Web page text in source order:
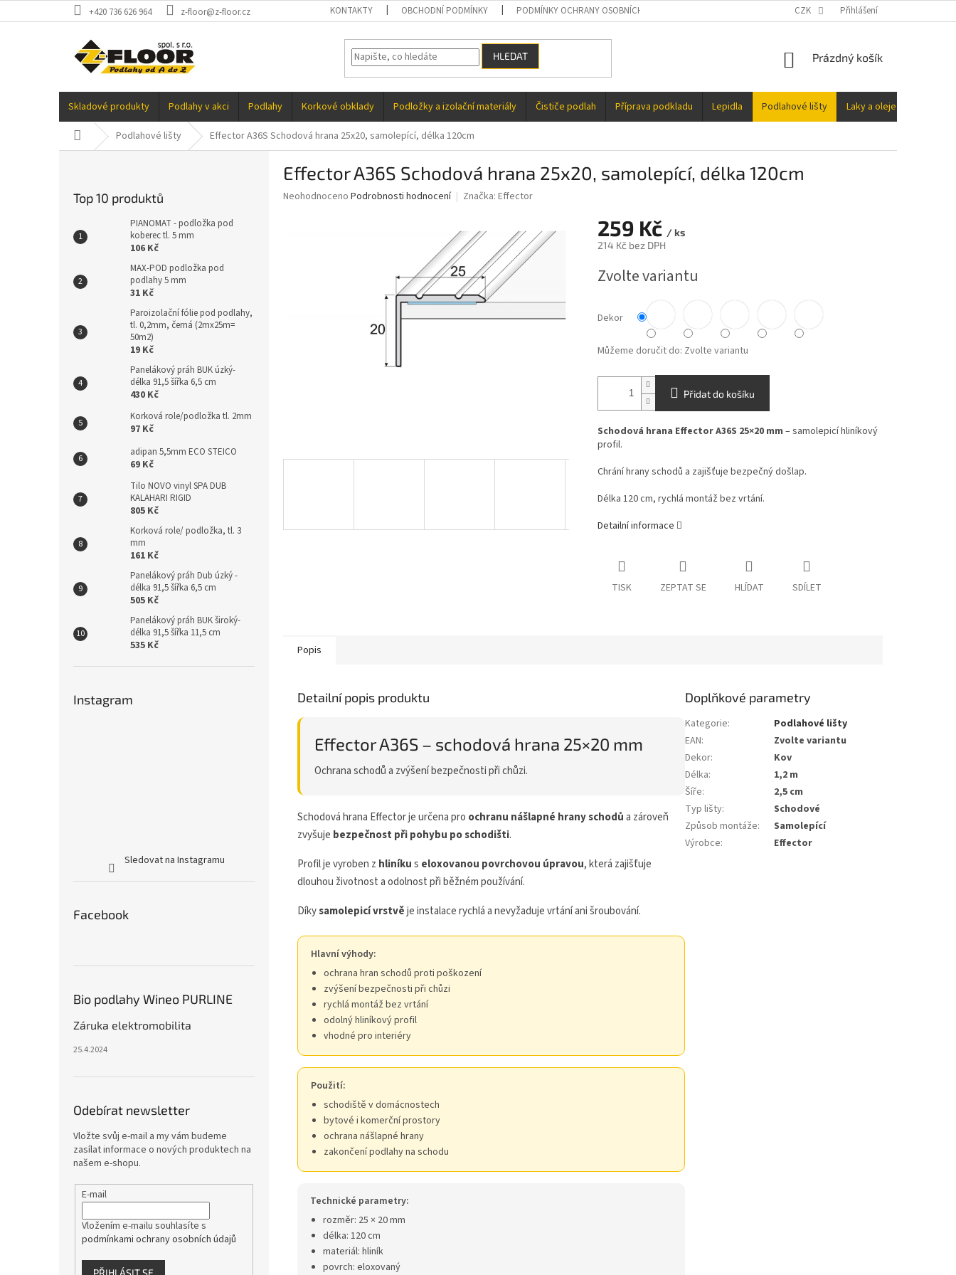
na
+420 736 626 964 z-floor@z-floor.cz KONTAKTY OBCHODNÍ PODMÍNKY PODMÍNKY OCHRANY OSOBNÍCH ÚDAJŮ CZK Přihlášení
HLEDAT
NÁKUPNÍ
Prázdný košík
Skladové produkty Podlahy v akci Podlahy Korkové obklady Podložky a izolační materiály Čističe podlah Příprava podkladu Lepidla Podlahové lišty Laky a oleje
Domů Podlahové lišty Effector A36S Schodová hrana 25x20, samolepící, délka 120cm
Top 10 produktů
PIANOMAT - podložka pod
koberec tl. 5 mm
106 Kč
MAX-POD podložka pod
podlahy 5 mm
31 Kč
Paroizolační fólie pod podlahy,
tl. 0,2mm, černá (2mx25m=
50m2)
19 Kč
Panelákový práh BUK úzký-
délka 91,5 šířka 6,5 cm
430 Kč
Korková role/podložka tl. 2mm
97 Kč
adipan 5,5mm ECO STEICO
69 Kč
Tilo NOVO vinyl SPA DUB
KALAHARI RIGID
805 Kč
Korková role/ podložka, tl. 3
mm
161 Kč
Panelákový práh Dub úzký -
délka 91,5 šířka 6,5 cm
505 Kč
Panelákový práh BUK široký-
délka 91,5 šířka 11,5 cm
535 Kč
Instagram
Sledovat na Instagramu
Facebook
Bio podlahy Wineo PURLINE
Záruka elektromobilita
25.4.2024
Odebírat newsletter
Vložte svůj e-mail a my vám budeme
zasílat informace o nových produktech na
našem e-shopu.
E-mail
Vložením e-mailu souhlasíte s
podmínkami ochrany osobních údajů
PŘIHLÁSIT SE
Effector A36S Schodová hrana 25x20, samolepící, délka 120cm
Průměrné
Neohodnoceno Podrobnosti hodnocení Značka: Effector
259 Kč / ks
214 Kč bez DPH
cena:
Zvolte variantu
Dekor
Můžeme doručit do: Zvolte variantu
Přidat do košíku
Schodová hrana Effector A36S 25×20 mm – samolepicí hliníkový
profil.
Chrání hrany schodů a zajišťuje bezpečný došlap.
Délka 120 cm, rychlá montáž bez vrtání.
Detailní informace
TISK ZEPTAT SE HLÍDAT SDÍLET
Popis
Detailní popis produktu
Effector A36S – schodová hrana 25×20 mm
Ochrana schodů a zvýšení bezpečnosti při chůzi.
Schodová hrana Effector je určena pro ochranu nášlapné hrany schodůa zároveň
zvyšuje bezpečnost při pohybu po schodišti.
Profil je vyroben z hliníkus eloxovanou povrchovou úpravou, která zajišťuje
dlouhou životnost a odolnost při běžném používání.
Díkysamolepicí vrstvěje instalace rychlá a nevyžaduje vrtání ani šroubování.
Hlavní výhody:
ochrana hran schodů proti poškození
zvýšení bezpečnosti při chůzi
rychlá montáž bez vrtání
odolný hliníkový profil
vhodné pro interiéry
Použití:
schodiště v domácnostech
bytové i komerční prostory
ochrana nášlapné hrany
zakončení podlahy na schodu
Technické parametry:
rozměr: 25 × 20 mm
délka: 120 cm
materiál: hliník
povrch: eloxovaný
Doplňkové parametry
Kategorie:
Podlahové lišty
EAN:
Zvolte variantu
Dekor:
Kov
Délka:
1,2 m
Šíře:
2,5 cm
Typ lišty:
Schodové
Způsob montáže:
Samolepící
Výrobce: Effector